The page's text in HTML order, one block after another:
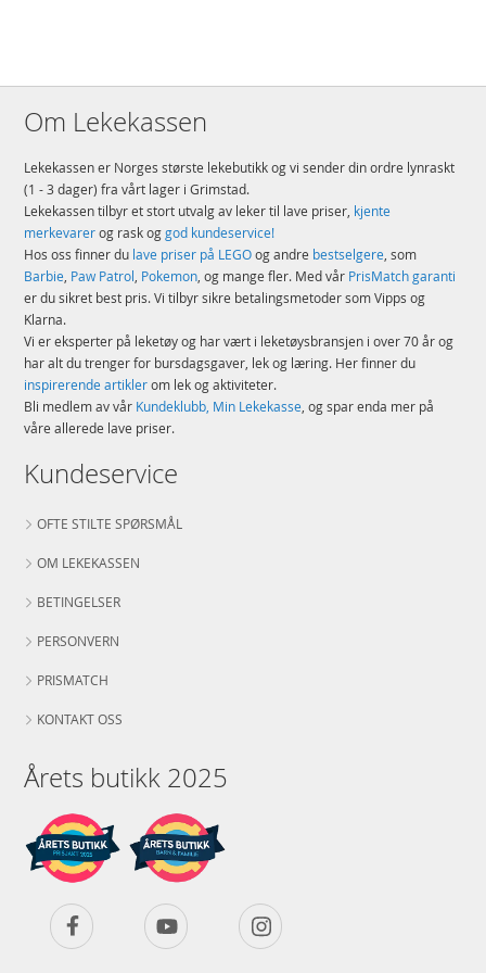
Merke
Om Lekekassen
Lekekassen er Norges største lekebutikk og vi sender din ordre lynraskt
(1 - 3 dager) fra vårt lager i Grimstad.
Lekekassen tilbyr et stort utvalg av leker til lave priser, kjente
merkevarerog rask oggod kundeservice!
Hos oss finner du lave priser på LEGOog andre bestselgere, som
Barbie, Paw Patrol, Pokemon, og mange fler. Med vår PrisMatch garanti
er du sikret best pris. Vi tilbyr sikre betalingsmetoder som Vipps og
Klarna.
Vi er eksperter på leketøy og har vært i leketøysbransjen i over 70 år og
har alt du trenger for bursdagsgaver, lek og læring. Her finner du
inspirerende artiklerom lek og aktiviteter.
Bli medlem av vår Kundeklubb, Min Lekekasse, og spar enda mer på
våre allerede lave priser.
Kundeservice
OFTE STILTE SPØRSMÅL
OM LEKEKASSEN
BETINGELSER
PERSONVERN
PRISMATCH
KONTAKT OSS
Årets butikk 2025